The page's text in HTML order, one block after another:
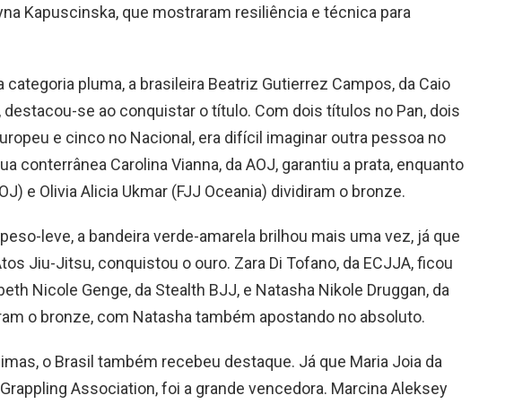
Kapuscinska, que mostraram resiliência e técnica para
categoria pluma, a brasileira Beatriz Gutierrez Campos, da Caio
destacou-se ao conquistar o título. Com dois títulos no Pan, dois
e cinco no Nacional, era difícil imaginar outra pessoa no
conterrânea Carolina Vianna, da AOJ, garantiu a prata, enquanto
e Olivia Alicia Ukmar (FJJ Oceania) dividiram o bronze.
leve, a bandeira verde-amarela brilhou mais uma vez, já que
Jiu-Jitsu, conquistou o ouro. Zara Di Tofano, da ECJJA, ficou
Nicole Genge, da Stealth BJJ, e Natasha Nikole Druggan, da
o bronze, com Natasha também apostando no absoluto.
o Brasil também recebeu destaque. Já que Maria Joia da
Association, foi a grande vencedora. Marcina Aleksey